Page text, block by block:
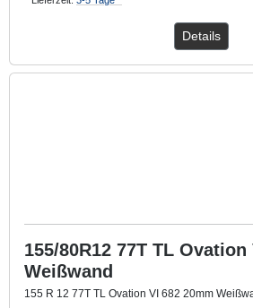
Details
155/80R12 77T TL Ovation
Weißwand
155 R 12 77T TL Ovation VI 682 20mm